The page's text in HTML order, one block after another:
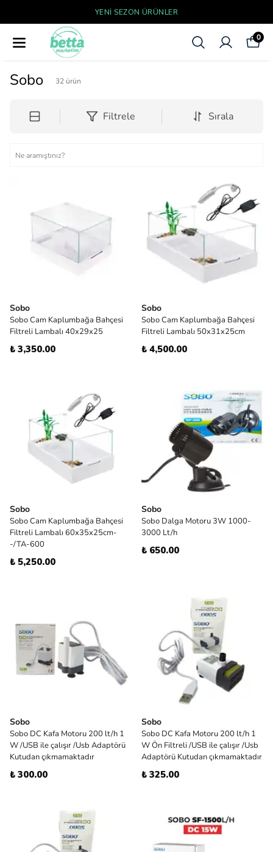
YENI SEZON ÜRÜNLER
0
Sobo 32 ürün
Filtrele Sırala
Sobo
Sobo Cam Kaplumbağa Bahçesi
Filtreli Lambalı 40x29x25
₺ 3,350.00
Sobo
Sobo Cam Kaplumbağa Bahçesi
Filtreli Lambalı 50x31x25cm
₺ 4,500.00
Sobo
Sobo Cam Kaplumbağa Bahçesi
Filtreli Lambalı 60x35x25cm-
-/TA-600
₺ 5,250.00
Sobo
Sobo Dalga Motoru 3W 1000-
3000 Lt/h
₺ 650.00
Sobo
Sobo DC Kafa Motoru 200 lt/h 1
W /USB ile çalışır /Usb Adaptörü
Kutudan çıkmamaktadır
₺ 300.00
Sobo
Sobo DC Kafa Motoru 200 lt/h 1
W Ön Filtreli /USB ile çalışır /Usb
Adaptörü Kutudan çıkmamaktadır
₺ 325.00